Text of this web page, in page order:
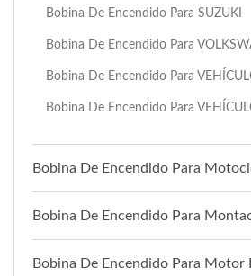
Bobina De Encendido Para SUZUKI
Bobina De Encendido Para
Bobina De Encendido Para
Bobina De Encendido Para
Bobina De Encendido Para
Bobina De Encendido Para
Bobina De Encendido Para Motor